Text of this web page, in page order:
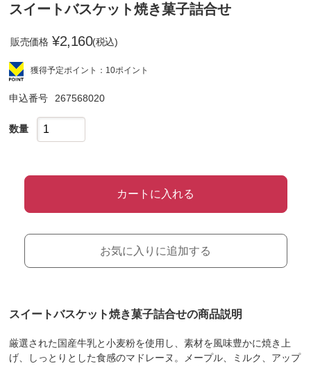
スイートバスケット焼き菓子詰合せ
販売価格 ¥2,160(税込)
獲得予定ポイント：10ポイント
申込番号 267568020
数量
カートに入れる
お気に入りに追加する
スイートバスケット焼き菓子詰合せの商品説明
厳選された国産牛乳と小麦粉を使用し、素材を風味豊かに焼き上
げ、しっとりとした食感のマドレーヌ。メープル、ミルク、アップ